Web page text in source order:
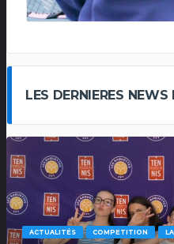
LES DERNIERES
ACTUALITÉS COMPETITION